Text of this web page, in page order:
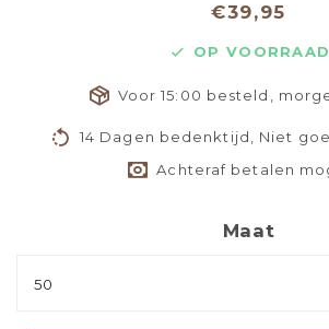
€39,95
OP VOORRAAD
Voor 15:00 besteld,
14 Dagen bedenktijd, Niet
Achteraf betalen
Maat
50